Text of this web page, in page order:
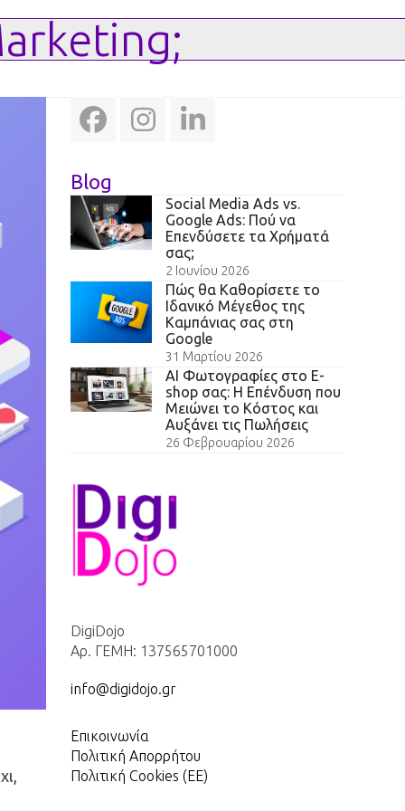
Facebook
Instagram
LinkedIn
Blog
Social Media Ads vs.
Google Ads: Πού να
Επενδύσετε τα Χρήματά
σας;
2 Ιουνίου 2026
Πώς θα Καθορίσετε το
Ιδανικό Μέγεθος της
Καμπάνιας σας στη
Google
31 Μαρτίου 2026
AI Φωτογραφίες στο E-
shop σας: Η Επένδυση που
Μειώνει το Κόστος και
Αυξάνει τις Πωλήσεις
26 Φεβρουαρίου 2026
DigiDojo
Αρ. ΓΕΜΗ: 137565701000
info@digidojo.gr
Επικοινωνία
Πολιτική Απορρήτου
Πολιτική Cookies (ΕΕ)